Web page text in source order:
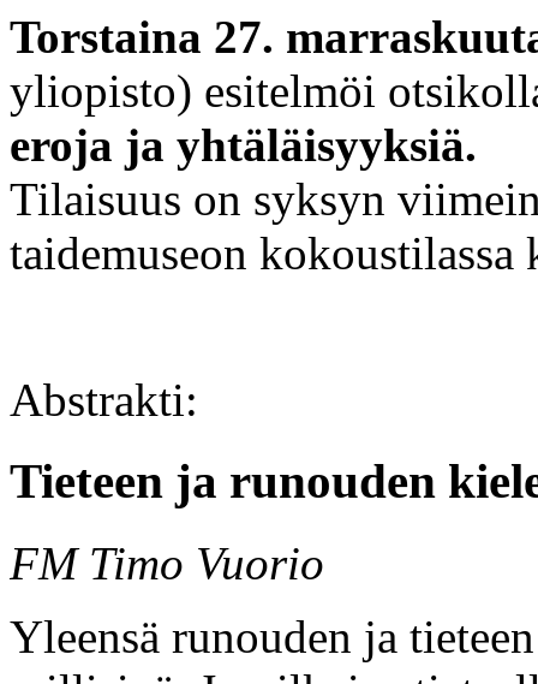
Torstaina 27.
yliopisto) esitelmöi
eroja ja yhtäläisyyksiä.
Tilaisuus on syksyn
taidemuseon
Abstrakti:
Tieteen ja runouden
FM Timo Vuorio
Yleensä runouden ja